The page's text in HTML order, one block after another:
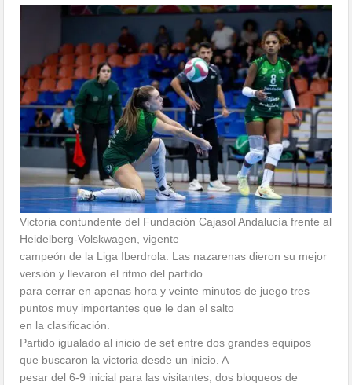
Victoria contundente del Fundación Cajasol Andalucía frente al
Heidelberg-Volskwagen, vigente
campeón de la Liga Iberdrola. Las nazarenas dieron su mejor
versión y llevaron el ritmo del partido
para cerrar en apenas hora y veinte minutos de juego tres
puntos muy importantes que le dan el salto
en la clasificación.
Partido igualado al inicio de set entre dos grandes equipos
que buscaron la victoria desde un inicio. A
pesar del 6-9 inicial para las visitantes, dos bloqueos de